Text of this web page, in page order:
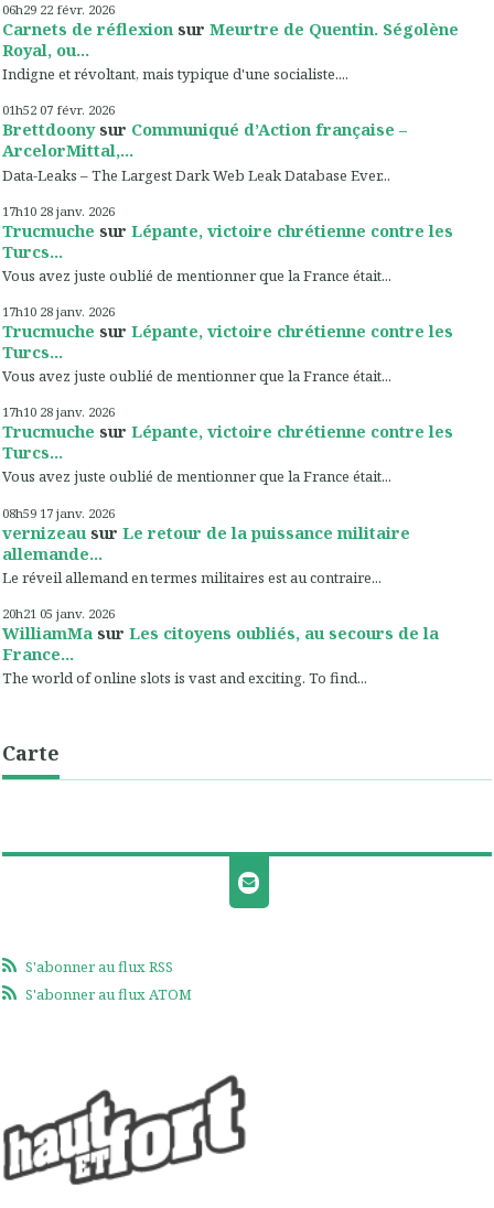
06h29 22 févr. 2026
Carnets de réflexion sur Meurtre de Quentin. Ségolène
Royal, ou...
Indigne et révoltant, mais typique d'une socialiste....
01h52 07 févr. 2026
Brettdoonysur Communiqué d’Action française –
ArcelorMittal,...
Data-Leaks – The Largest Dark Web Leak Database Ever...
17h10 28 janv. 2026
Trucmuche sur Lépante, victoire chrétienne contre les
Turcs...
Vous avez juste oublié de mentionner que la France était...
17h10 28 janv. 2026
Trucmuche sur Lépante, victoire chrétienne contre les
Turcs...
Vous avez juste oublié de mentionner que la France était...
17h10 28 janv. 2026
Trucmuche sur Lépante, victoire chrétienne contre les
Turcs...
Vous avez juste oublié de mentionner que la France était...
08h59 17 janv. 2026
vernizeau sur Le retour de la puissance militaire
allemande...
Le réveil allemand en termes militaires est au contraire...
20h21 05 janv. 2026
WilliamMa sur Les citoyens oubliés, au secours de la
France...
The world of online slots is vast and exciting. To find...
Carte
S'abonner au flux RSS
S'abonner au flux ATOM